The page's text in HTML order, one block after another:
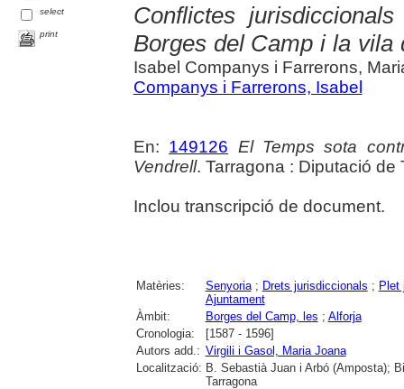
select
print
Conflictes
Borges del Camp i la
Isabel Companys i Farrerons,
Companys i Farrerons, Isabel
En: 149126 El Temps sota
Vendrell. Tarragona : Diputació de
Inclou transcripció de document.
Matèries: Senyoria; Drets jurisdiccionals ; Plet
Ajuntament
Àmbit:
Borges del Camp, les ; Alforja
Cronologia:
[1587 - 1596]
Autors add.: Virgili i Gasol, Maria Joana
Localització: B. Sebastià Juan i Arbó (Amposta);
Tarragona